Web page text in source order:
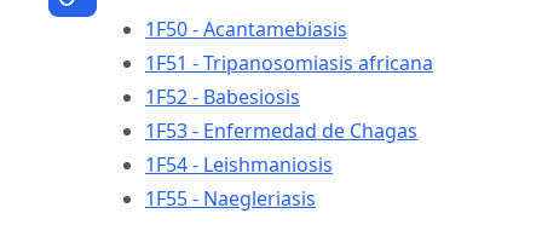
1F50 - Acantamebiasis
1F51 - Tripanosomiasis africana
1F52 - Babesiosis
1F53 - Enfermedad de Chagas
1F54 - Leishmaniosis
1F55 - Naegleriasis